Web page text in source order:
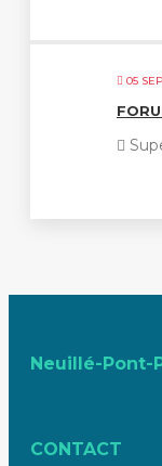
05
Neuillé-Pont-
CONTACT